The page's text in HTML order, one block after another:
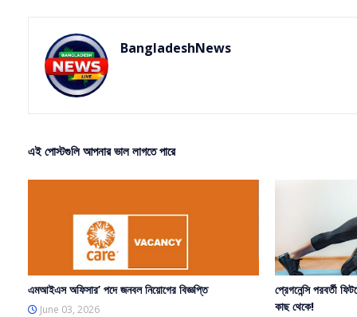
BangladeshNews
এই পোস্টগুলি আপনার ভাল লাগতে পারে
এমআইএস অফিসার’ পদে জনবল নিয়োগের বিজ্ঞপ্তি
June 03, 2026
প্রেগনেন্সি পরবর্তী
কাছ থেকে!